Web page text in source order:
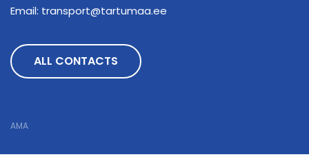
Email: transport@tartumaa.ee
ALL CONTACTS
AMA